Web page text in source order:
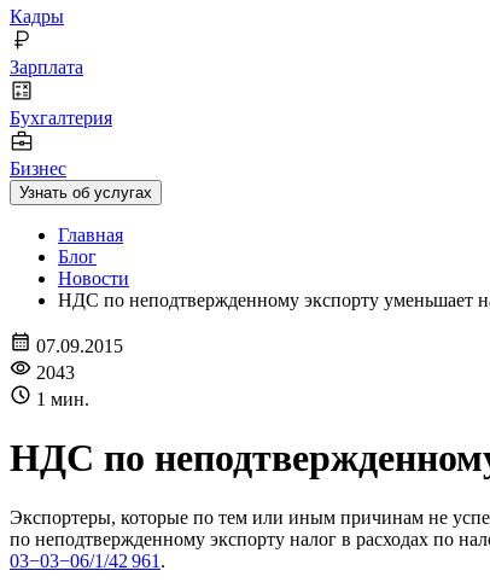
Кадры
Зарплата
Бухгалтерия
Бизнес
Узнать об услугах
Главная
Блог
Новости
НДС по неподтвержденному экспорту уменьшает
07.09.2015
2043
1 мин.
НДС по
Экспортеры, которые по тем или иным причинам не
по неподтвержденному экспорту налог в расходах по
03−03−06/1/42 961 .